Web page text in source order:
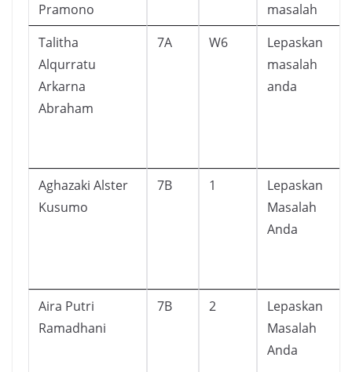
Pramono
masalah
Talitha
Alqurratu
Arkarna
Abraham
7A W6
Lepaskan
masalah
anda
Aghazaki Alster
Kusumo
7B 1
Lepaskan
Masalah
Anda
Aira Putri
Ramadhani
7B 2
Lepaskan
Masalah
Anda